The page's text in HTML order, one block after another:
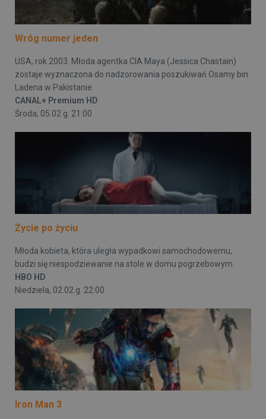
Wróg numer jeden
USA, rok 2003. Młoda agentka CIA Maya (Jessica Chastain)
zostaje wyznaczona do nadzorowania poszukiwań Osamy bin
Ladena w Pakistanie.
CANAL+ Premium HD
Środa, 05.02 g. 21:00
Życie po życiu
Młoda kobieta, która uległa wypadkowi samochodowemu,
budzi się niespodziewanie na stole w domu pogrzebowym.
HBO HD
Niedziela, 02.02 g. 22:00
Iron Man 3